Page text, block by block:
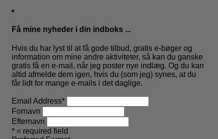
Få mine nyheder i din indboks ...
Hvis du har lyst til at få gode tilbud, gratis e-bøger og
information om mine andre aktiviteter, så kan du ganske
gratis få en e-mail, når jeg poster nye indlæg. Og du kan
altid afmelde dem igen, hvis du (som jeg) synes, at du
får lidt for mange e-mails i det daglige.
Email Address*
Fornavn
Efternavn
* = required field